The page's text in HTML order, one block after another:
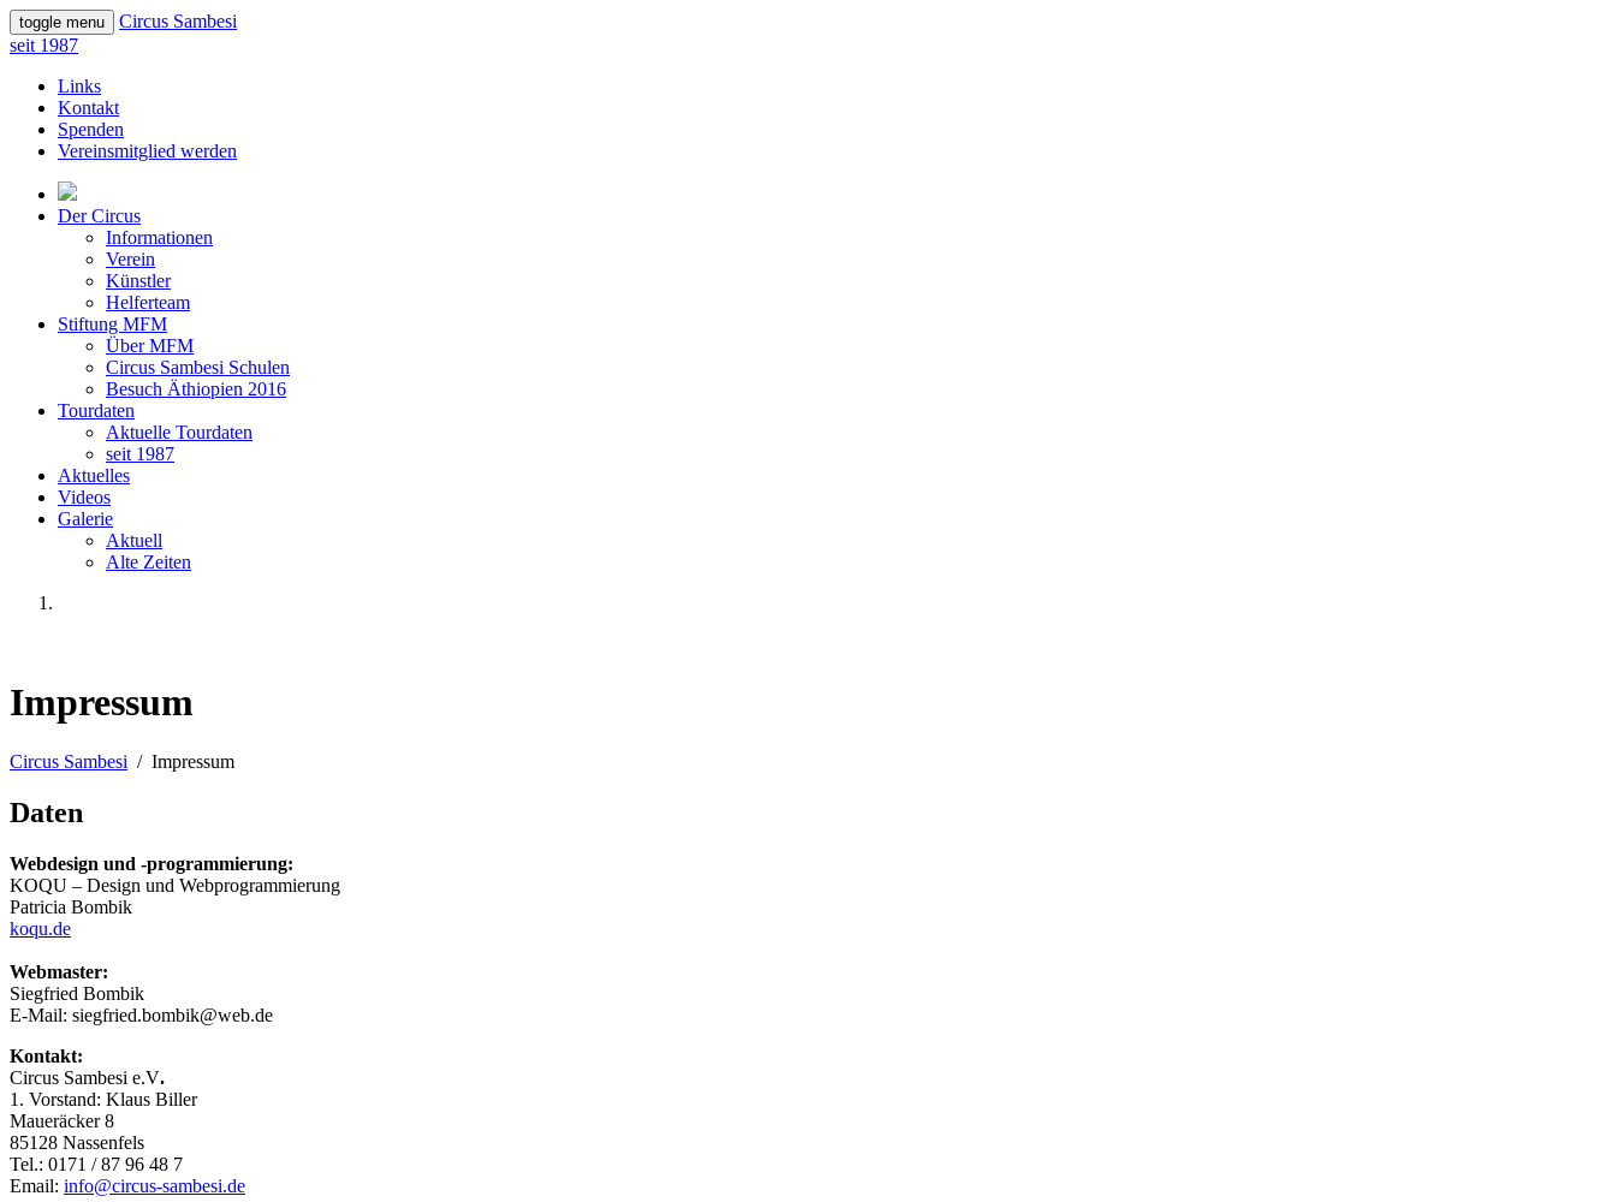
toggle menu
Circus Sambesi
seit 1987
Links
Kontakt
Spenden
Vereinsmitglied werden
Der Circus
Informationen
Verein
Künstler
Helferteam
Stiftung MFM
Über MFM
Circus Sambesi Schulen
Besuch Äthiopien 2016
Tourdaten
Aktuelle Tourdaten
seit 1987
Aktuelles
Videos
Galerie
Aktuell
Alte Zeiten
Impressum
Circus Sambesi / Impressum
Daten
Webdesign und -programmierung:
KOQU – Design und Webprogrammierung
Patricia Bombik
koqu.de
Webmaster:
Siegfried Bombik
E-Mail: siegfried.bombik@web.de
Kontakt:
Circus Sambesi e.V.
1. Vorstand: Klaus Biller
Maueräcker 8
85128 Nassenfels
Tel.: 0171 / 87 96 48 7
Email: info@circus-sambesi.de